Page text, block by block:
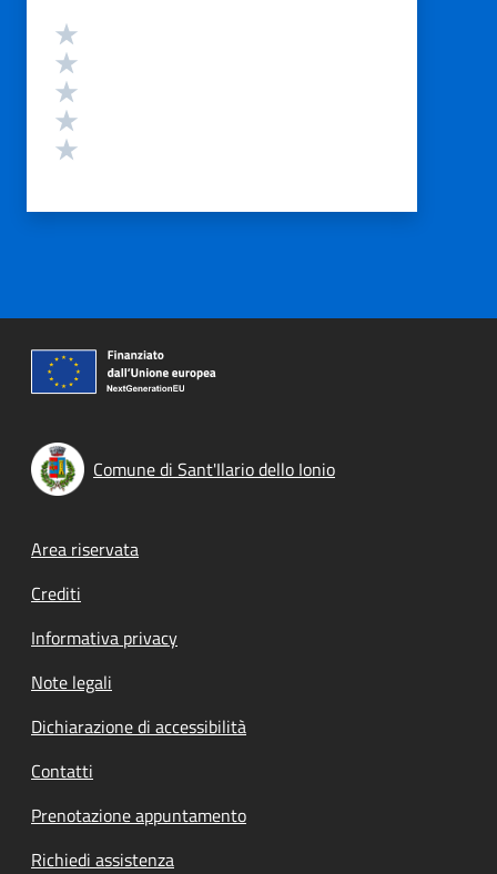
Valutazione
Comune di Sant'Ilario dello Ionio
Footer menu
Area riservata
Crediti
Informativa privacy
Note legali
Dichiarazione di accessibilità
Contatti
Prenotazione appuntamento
Richiedi assistenza